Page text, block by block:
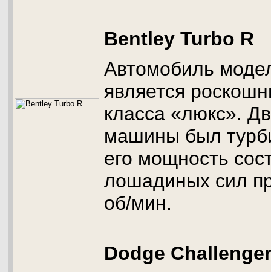
Bentley Turbo R
Автомобиль
является
класса «люкс».
машины был
его мощность
лошадиных сил
об/мин.
Dodge Challenger